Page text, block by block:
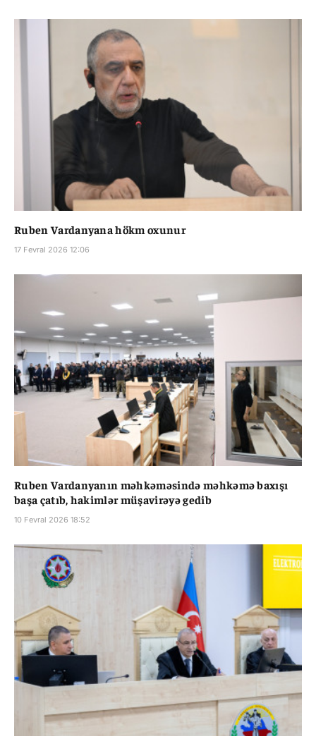
Ruben Vardanyana hökm oxunur
17 Fevral 2026 12:06
Ruben Vardanyanın məhkəməsində məhkəmə baxışı
başa çatıb, hakimlər müşavirəyə gedib
10 Fevral 2026 18:52